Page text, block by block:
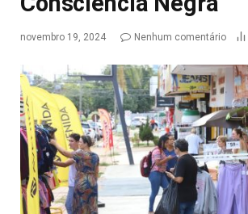
novembro 19, 2024 Nenhum comentário